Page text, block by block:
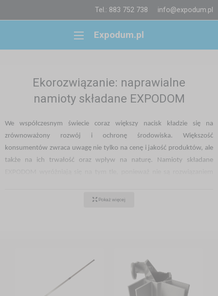
Tel.: 883 752 738 info@expodum.pl
Expodum.pl
Ekorozwiązanie: naprawialne
namioty składane EXPODOM
We współczesnym świecie coraz większy nacisk kładzie się na
zrównoważony rozwój i ochronę środowiska. Większość
konsumentów zwraca uwagę nie tylko na cenę i jakość produktów, ale
także na ich trwałość oraz wpływ na naturę. Namioty składane
żywotnością, co znacząco zmniejsza ślad ekologiczny.
Pokaż więcej